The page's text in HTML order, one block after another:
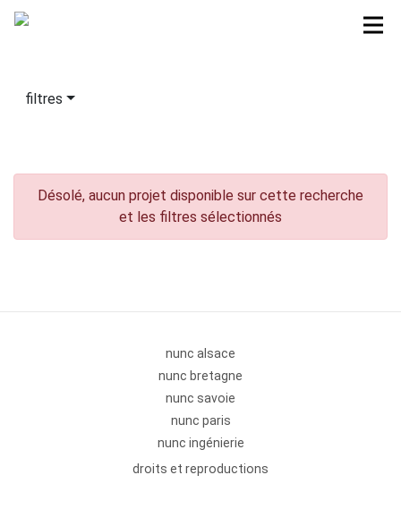
filtres
Désolé, aucun projet disponible sur cette recherche
et les filtres sélectionnés
nunc alsace
nunc bretagne
nunc savoie
nunc paris
nunc ingénierie
droits et reproductions